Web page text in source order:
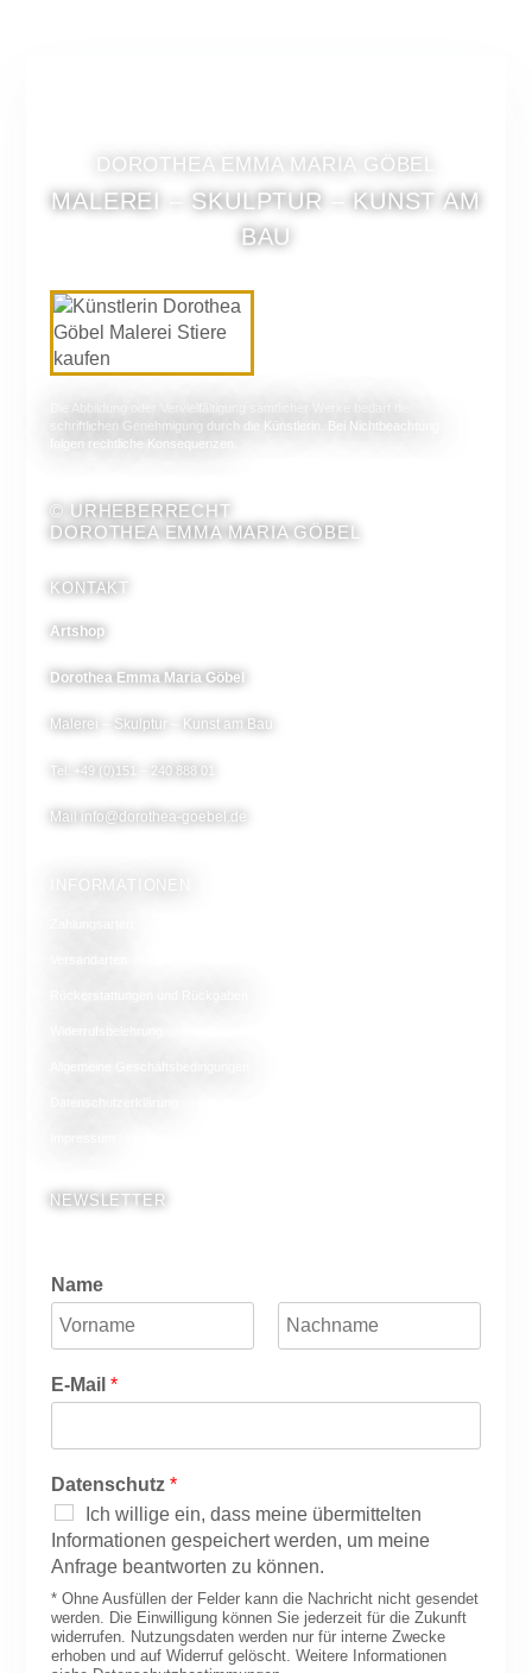
DOROTHEA EMMA MARIA GÖBEL
MALEREI – SKULPTUR – KUNST AM
BAU
schriftlichen Genehmigung durch die Künstlerin. Bei Nichtbeachtung
folgen rechtliche Konsequenzen.
© URHEBERRECHT
DOROTHEA EMMA MARIA GÖBEL
KONTAKT
Artshop
Dorothea Emma Maria Göbel
Malerei – Skulptur – Kunst am Bau
Tel. +49 (0)151 – 240 888 01
Mail info@dorothea-goebel.de
INFORMATIONEN
NEWSLETTER
Name
o
r
m
a
E-Mail*
Datenschutz*
Ich willige ein, dass meine übermittelten
Informationen gespeichert werden, um meine
Anfrage beantworten zu können.
* Ohne Ausfüllen der Felder kann die Nachricht nicht gesendet
werden. Die Einwilligung können Sie jederzeit für die Zukunft
widerrufen. Nutzungsdaten werden nur für interne Zwecke
erhoben und auf Widerruf gelöscht. Weitere Informationen